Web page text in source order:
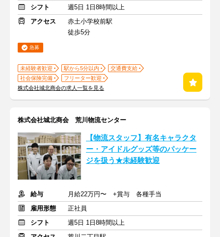
シフト
週5日 1日8時間以上
アクセス
赤土小学校前駅
徒歩5分
急募
未経験者歓迎 駅から5分以内
交通費支給
社会保険完備
フリーター歓迎
株式会社城北商会の求人一覧を見る
株式会社城北商会 荒川物流センター
【物流スタッフ】有名キャラクタ
ー・アイドルグッズ等のパッケー
ジを扱う★未経験歓迎
給与
月給22万円〜 +賞与 各種手当
雇用形態
正社員
シフト
週5日 1日8時間以上